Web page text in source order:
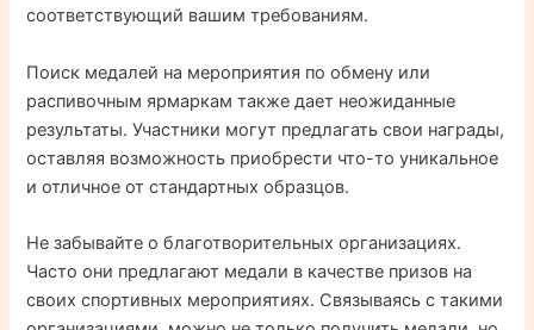
соответствующий вашим требованиям.
Поиск медалей на мероприятия по обмену или
распивочным ярмаркам также дает неожиданные
результаты. Участники могут предлагать свои награды,
оставляя возможность приобрести что-то уникальное
и отличное от стандартных образцов.
Не забывайте о благотворительных организациях.
Часто они предлагают медали в качестве призов на
своих спортивных мероприятиях. Связываясь с такими